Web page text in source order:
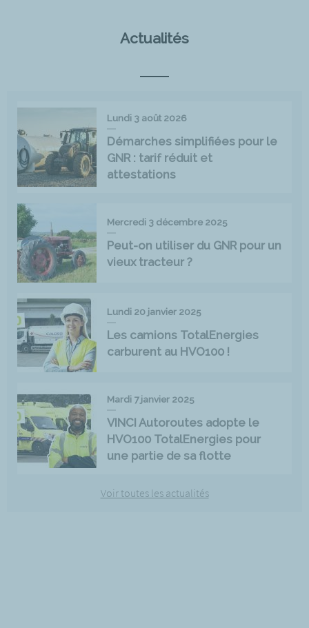
Actualités
Lundi 3 août 2026
Démarches simplifiées pour le
GNR : tarif réduit et
attestations
Mercredi 3 décembre 2025
Peut-on utiliser du GNR pour un
vieux tracteur ?
Lundi 20 janvier 2025
Les camions TotalEnergies
carburent au HVO100 !
Mardi 7 janvier 2025
VINCI Autoroutes adopte le
HVO100 TotalEnergies pour
une partie de sa flotte
Voir toutes les actualités